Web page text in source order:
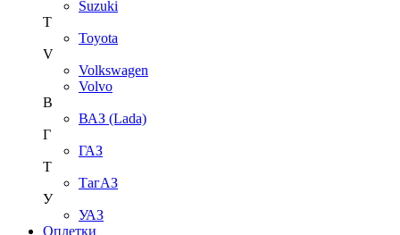
Suzuki
T
Toyota
V
Volkswagen
Volvo
В
ВАЗ (Lada)
Г
ГАЗ
Т
ТагАЗ
У
УАЗ
Оплетки